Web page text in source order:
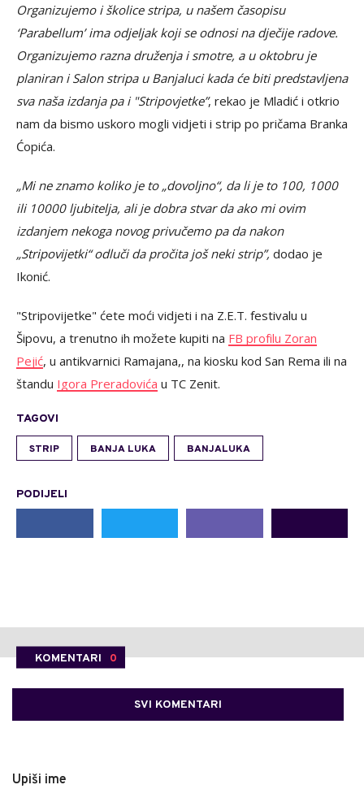
Organizujemo i školice stripa, u našem časopisu
‘Parabellum’ ima odjeljak koji se odnosi na dječije radove.
Organizujemo razna druženja i smotre, a u oktobru je
planiran i Salon stripa u Banjaluci kada će biti predstavljena
sva naša izdanja pa i "Stripovjetke”, rekao je Mladić i otkrio
nam da bismo uskoro mogli vidjeti i strip po pričama Branka
Ćopića.
„Mi ne znamo koliko je to „dovoljno“, da li je to 100, 1000
ili 10000 ljubitelja, ali je dobra stvar da ako mi ovim
izdanjem nekoga novog privučemo pa da nakon
„Stripovijetki“ odluči da pročita još neki strip”, dodao je
Ikonić.
"Stripovijetke" ćete moći vidjeti i na Z.E.T. festivalu u
Šipovu, a trenutno ih možete kupiti na FB profilu Zoran
Pejić, u antikvarnici Ramajana,, na kiosku kod San Rema ili na
štandu Igora Preradovića u TC Zenit.
TAGOVI
STRIP BANJA LUKA BANJALUKA
PODIJELI
KOMENTARI 0
SVI KOMENTARI
Upiši ime